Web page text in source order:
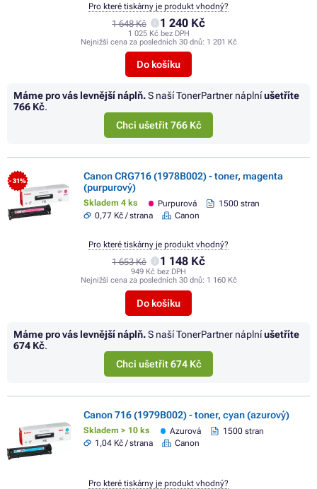
1 648 Kč 1 240 Kč
1 025 Kč bez DPH
Nejnižší cena za posledních 30 dnů: 1 201 Kč
Do košíku
Pro které tiskárny je produkt vhodný?
Máme pro vás levnější náplň.S naší TonerPartner náplníušetříte
766 Kč.
Chci ušetřit 766 Kč
- 31%
Canon CRG716 (1978B002) - toner, magenta
(purpurový)
Skladem 4 ks Purpurová
1500 stran
0,77 Kč / strana
Canon
1 653 Kč 1 148 Kč
949 Kč bez DPH
Nejnižší cena za posledních 30 dnů: 1 160 Kč
Do košíku
Pro které tiskárny je produkt vhodný?
Máme pro vás levnější náplň.S naší TonerPartner náplníušetříte
674 Kč.
Chci ušetřit 674 Kč
Canon 716 (1979B002) - toner, cyan (azurový)
Skladem > 10 ks Azurová
1500 stran
1,04 Kč / strana
Canon
Pro které tiskárny je produkt vhodný?